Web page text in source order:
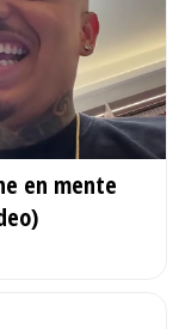
en mente